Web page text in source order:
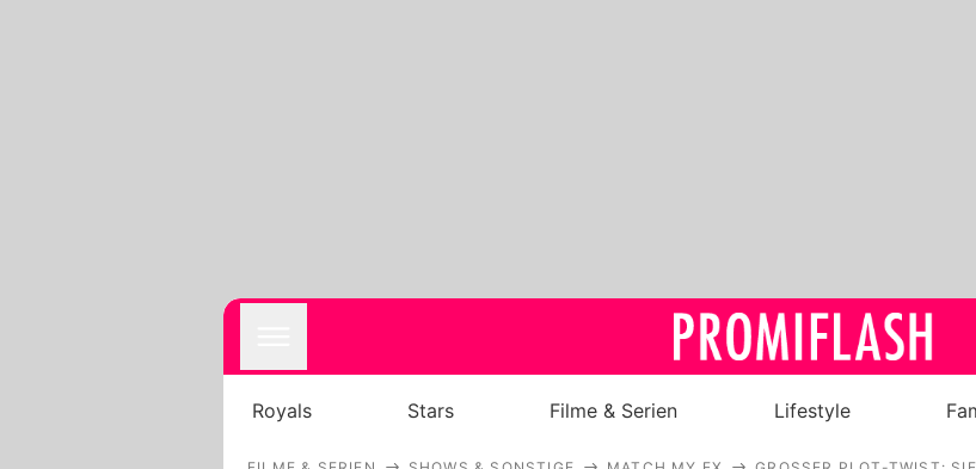
Royals Stars Filme & Serien Lifestyle